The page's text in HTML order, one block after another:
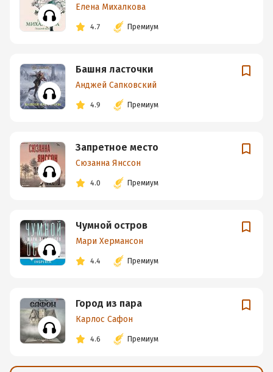
Елена Михалкова
4.7 Премиум
Башня ласточки
Анджей Сапковский
4.9 Премиум
Запретное место
Сюзанна Янссон
4.0 Премиум
Чумной остров
Мари Хермансон
4.4 Премиум
Город из пара
Карлос Сафон
4.6 Премиум